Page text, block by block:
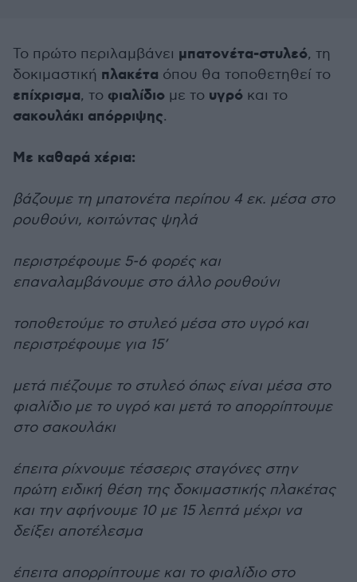
Το πρώτο περιλαμβάνει μπατονέτα-στυλεό, τη
δοκιμαστική πλακέτα όπου θα τοποθετηθεί το
επίχρισμα, το φιαλίδιο με το υγρό και το
σακουλάκι απόρριψης.
Με καθαρά χέρια:
βάζουμε τη μπατονέτα περίπου 4 εκ. μέσα στο
ρουθούνι, κοιτώντας ψηλά
περιστρέφουμε 5-6 φορές και
επαναλαμβάνουμε στο άλλο ρουθούνι
τοποθετούμε το στυλεό μέσα στο υγρό και
περιστρέφουμε για 15’
μετά πιέζουμε το στυλεό όπως είναι μέσα στο
φιαλίδιο με το υγρό και μετά το απορρίπτουμε
στο σακουλάκι
έπειτα ρίχνουμε τέσσερις σταγόνες στην
πρώτη ειδική θέση της δοκιμαστικής πλακέτας
και την αφήνουμε 10 με 15 λεπτά μέχρι να
δείξει αποτέλεσμα
έπειτα απορρίπτουμε και το φιαλίδιο στο